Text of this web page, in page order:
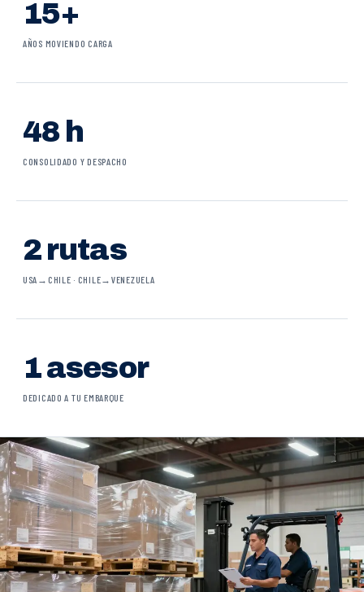
15+
AÑOS MOVIENDO CARGA
48 h
CONSOLIDADO Y DESPACHO
2 rutas
USA→CHILE · CHILE→VENEZUELA
1 asesor
DEDICADO A TU EMBARQUE